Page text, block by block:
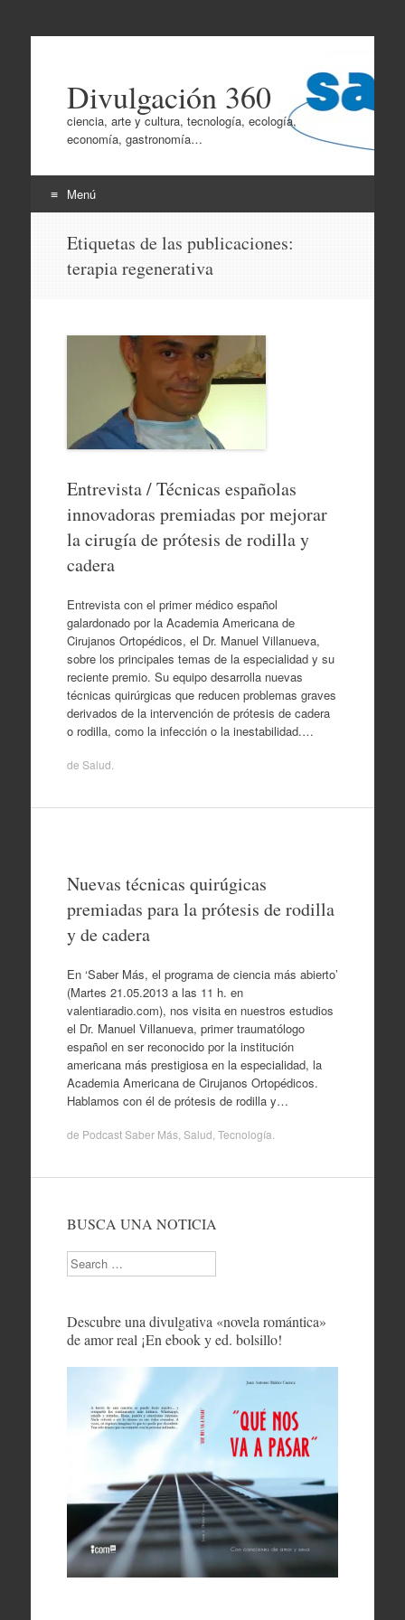
Divulgación 360
ciencia, arte y cultura, tecnología, ecología,
economía, gastronomía…
Menú
contenido
Etiquetas de las publicaciones:
terapia regenerativa
Entrevista / Técnicas españolas
innovadoras premiadas por mejorar
la cirugía de prótesis de rodilla y
cadera
Entrevista con el primer médico español
galardonado por la Academia Americana de
Cirujanos Ortopédicos, el Dr. Manuel Villanueva,
sobre los principales temas de la especialidad y su
reciente premio. Su equipo desarrolla nuevas
técnicas quirúrgicas que reducen problemas graves
derivados de la intervención de prótesis de cadera
o rodilla, como la infección o la inestabilidad.…
de Salud
Nuevas técnicas quirúgicas
premiadas para la prótesis de rodilla
y de cadera
En ‘Saber Más, el programa de ciencia más abierto’
(Martes 21.05.2013 a las 11 h. en
valentiaradio.com), nos visita en nuestros estudios
el Dr. Manuel Villanueva, primer traumatólogo
español en ser reconocido por la institución
americana más prestigiosa en la especialidad, la
Academia Americana de Cirujanos Ortopédicos.
Hablamos con él de prótesis de rodilla y…
de Podcast Saber Más, Salud Tecnología
BUSCA UNA NOTICIA
Search
Descubre una divulgativa «novela romántica»
de amor real ¡En ebook y ed. bolsillo!